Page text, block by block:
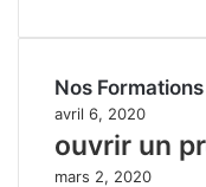
Nos
avril 6, 2020
ouvrir un
mars 2, 2020